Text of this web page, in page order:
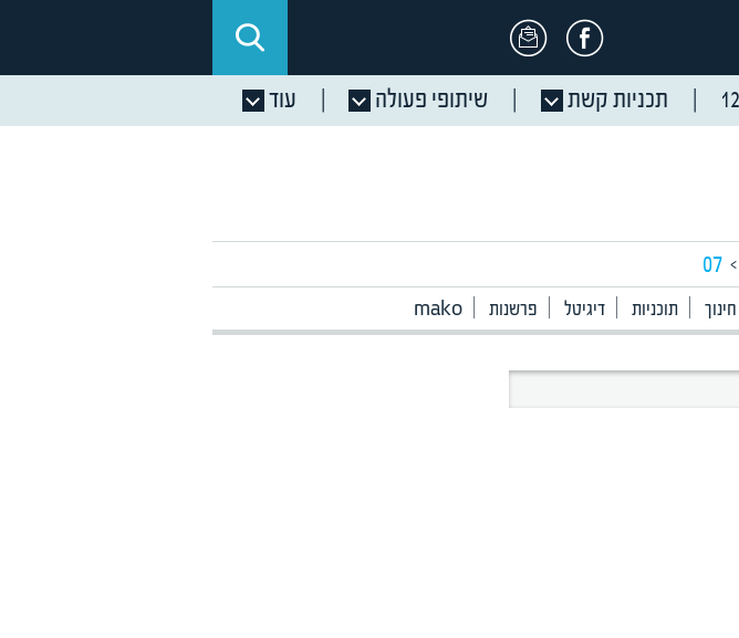
תכניות קשת שיתופי פעולה עוד
07
חינוך תוכניות דיגיטל פרשנות mako